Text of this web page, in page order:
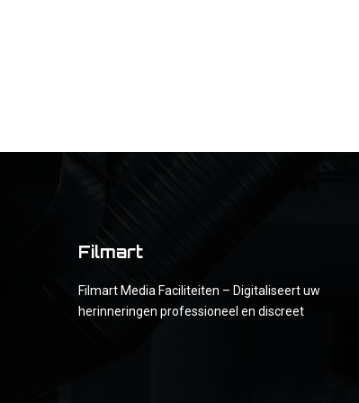
Filmart
Filmart Media Faciliteiten – Digitaliseert uw
herinneringen professioneel en discreet